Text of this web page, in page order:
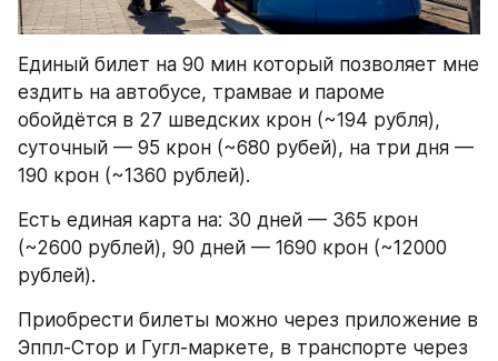
Единый билет на 90 мин который позволяет мне
ездить на автобусе, трамвае и пароме
обойдётся в 27 шведских крон (~194 рубля),
суточный — 95 крон (~680 рубей), на три дня —
190 крон (~1360 рублей).
Есть единая карта на: 30 дней — 365 крон
(~2600 рублей), 90 дней — 1690 крон (~12000
рублей).
Приобрести билеты можно через приложение в
Эппл-Стор и Гугл-маркете, в транспорте через